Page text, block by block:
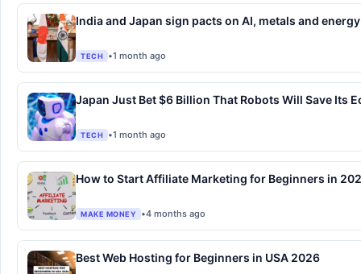
India and Japan sign pacts on AI, metals and
TECH •1 month ago
Japan Just Bet $6 Billion That Robots Will Save Its
TECH •1 month ago
How to Start Affiliate Marketing for Beginners in
MAKE MONEY •4 months ago
Best Web Hosting for Beginners in USA 2026